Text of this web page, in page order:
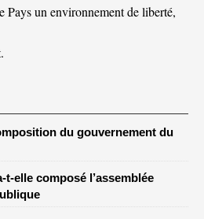
Pays un environnement de liberté,
du gouvernement du
elle composé l’assemblée